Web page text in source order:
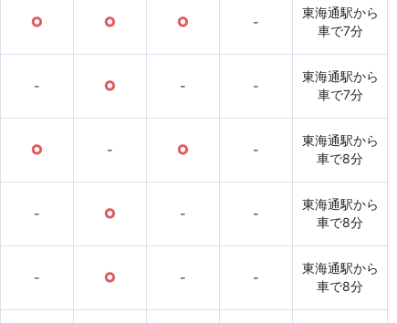
○ ○ ○ -
東海通駅から
車で7分
- ○ - -
東海通駅から
車で7分
○ - ○ -
東海通駅から
車で8分
- ○ - -
東海通駅から
車で8分
- ○ - -
東海通駅から
車で8分